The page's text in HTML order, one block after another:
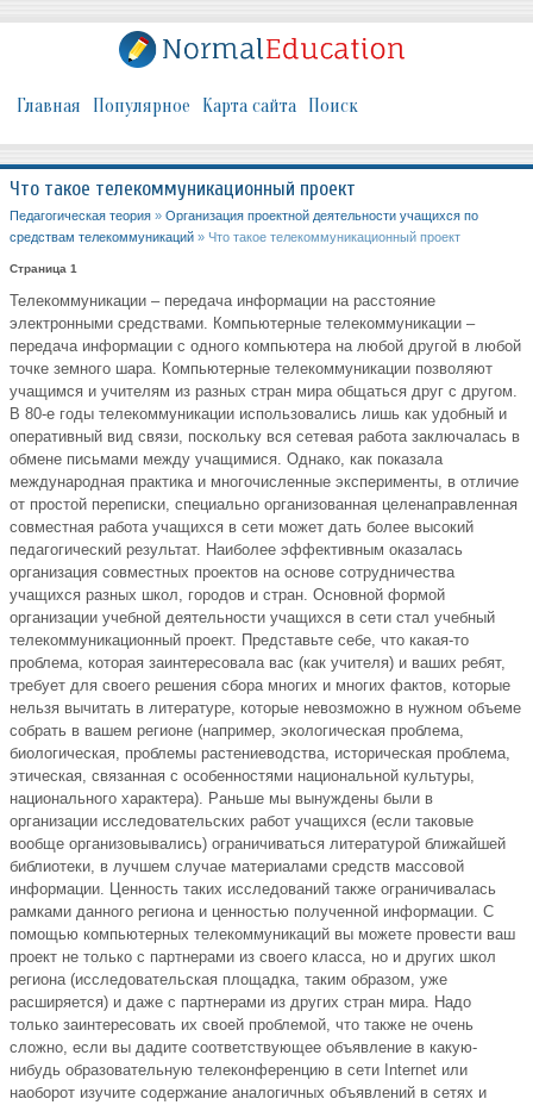
Главная Популярное Карта сайта Поиск
Что такое телекоммуникационный проект
Педагогическая теория » Организация проектной деятельности учащихся по
средствам телекоммуникаций » Что такое телекоммуникационный проект
Страница 1
Телекоммуникации – передача информации на расстояние
электронными средствами. Компьютерные телекоммуникации –
передача информации с одного компьютера на любой другой в любой
точке земного шара. Компьютерные телекоммуникации позволяют
учащимся и учителям из разных стран мира общаться друг с другом.
В 80-е годы телекоммуникации использовались лишь как удобный и
оперативный вид связи, поскольку вся сетевая работа заключалась в
обмене письмами между учащимися. Однако, как показала
международная практика и многочисленные эксперименты, в отличие
от простой переписки, специально организованная целенаправленная
совместная работа учащихся в сети может дать более высокий
педагогический результат. Наиболее эффективным оказалась
организация совместных проектов на основе сотрудничества
учащихся разных школ, городов и стран. Основной формой
организации учебной деятельности учащихся в сети стал учебный
телекоммуникационный проект. Представьте себе, что какая-то
проблема, которая заинтересовала вас (как учителя) и ваших ребят,
требует для своего решения сбора многих и многих фактов, которые
нельзя вычитать в литературе, которые невозможно в нужном объеме
собрать в вашем регионе (например, экологическая проблема,
биологическая, проблемы растениеводства, историческая проблема,
этическая, связанная с особенностями национальной культуры,
национального характера). Раньше мы вынуждены были в
организации исследовательских работ учащихся (если таковые
вообще организовывались) ограничиваться литературой ближайшей
библиотеки, в лучшем случае материалами средств массовой
информации. Ценность таких исследований также ограничивалась
рамками данного региона и ценностью полученной информации. С
помощью компьютерных телекоммуникаций вы можете провести ваш
проект не только с партнерами из своего класса, но и других школ
региона (исследовательская площадка, таким образом, уже
расширяется) и даже с партнерами из других стран мира. Надо
только заинтересовать их своей проблемой, что также не очень
сложно, если вы дадите соответствующее объявление в какую-
нибудь образовательную телеконференцию в сети Internet или
наоборот изучите содержание аналогичных объявлений в сетях и